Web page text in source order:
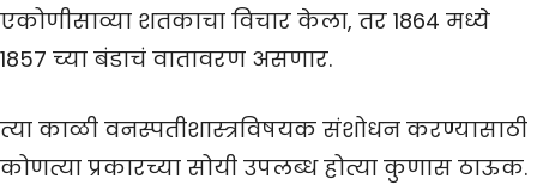
एकोणीसाव्या शतकाचा विचार केला, तर 1864 मध्ये
1857 च्या बंडाचं वातावरण असणार.
त्या काळी वनस्पतीशास्त्रविषयक संशोधन करण्यासाठी
कोणत्या प्रकारच्या सोयी उपलब्ध होत्या कुणास ठाऊक.